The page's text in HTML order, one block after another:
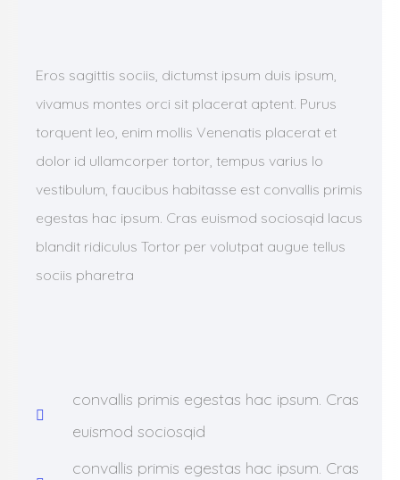
Eros sagittis sociis, dictumst ipsum duis ipsum,
vivamus montes orci sit placerat aptent. Purus
torquent leo, enim mollis Venenatis placerat et
dolor id ullamcorper tortor, tempus varius lo
vestibulum, faucibus habitasse est convallis primis
egestas hac ipsum. Cras euismod sociosqid lacus
blandit ridiculus Tortor per volutpat augue tellus
sociis pharetra
convallis primis egestas hac ipsum. Cras
euismod sociosqid
convallis primis egestas hac ipsum. Cras